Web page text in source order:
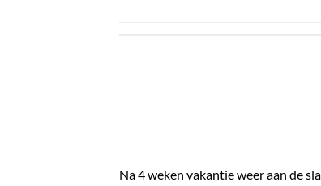
Na 4 weken vakantie weer aan de